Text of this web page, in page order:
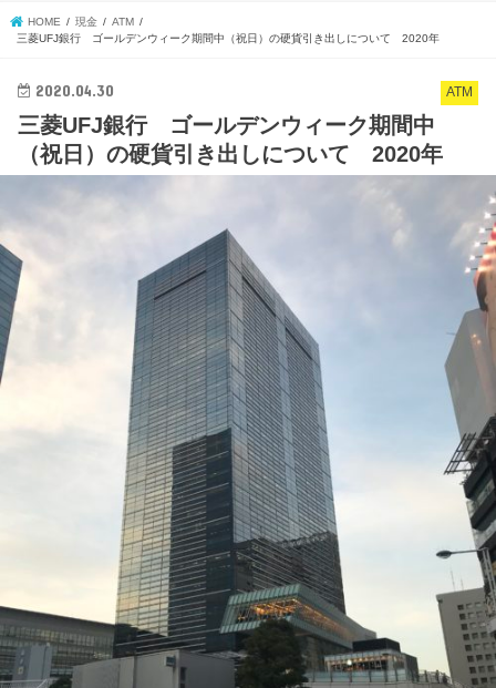
HOME 現金
ATM
三菱UFJ銀行 ゴールデンウィーク期間中（祝日）の硬貨引き出しについて 2020年
ATM
2020.04.30
三菱UFJ銀行 ゴールデンウィーク期間中
（祝日）の硬貨引き出しについて 2020年